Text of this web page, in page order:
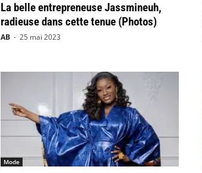
La belle entrepreneuse Jassmineuh,
radieuse dans cette tenue (Photos)
AB - 25 mai 2023
Mode